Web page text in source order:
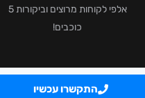
אלפי לקוחות מרוצים וביקורות 5
כוכבים!
התקשרו עכשיו